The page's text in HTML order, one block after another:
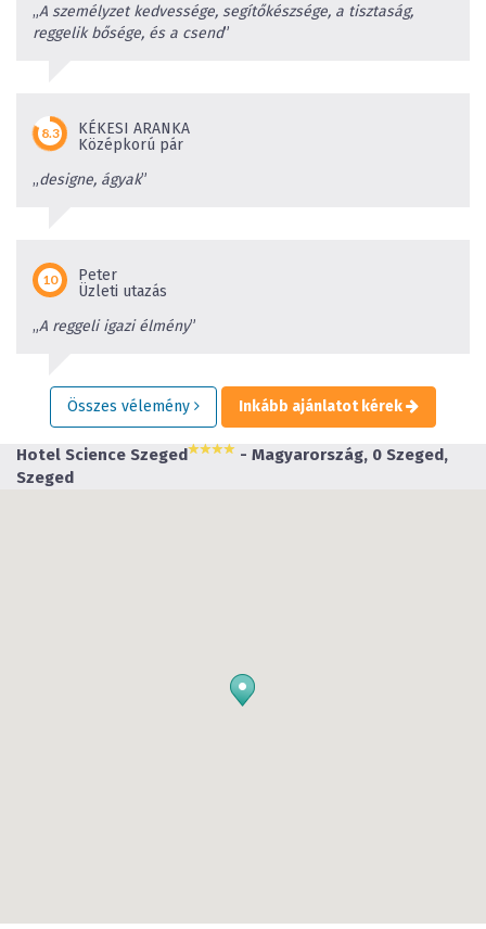
„A személyzet kedvessége, segítőkészsége, a tisztaság,
reggelik bősége, és a csend”
KÉKESI ARANKA
Középkorú pár
„designe, ágyak”
Peter
Üzleti utazás
„A reggeli igazi élmény”
Összes vélemény Inkább ajánlatot kérek
Hotel Science Szeged
- Magyarország, 0 Szeged,
Szeged